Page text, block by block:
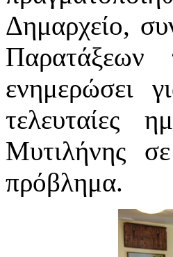
Δημαρχείο,
ενημερώσει
τελευταίες
Μυτιλήνης
πρόβλημα.